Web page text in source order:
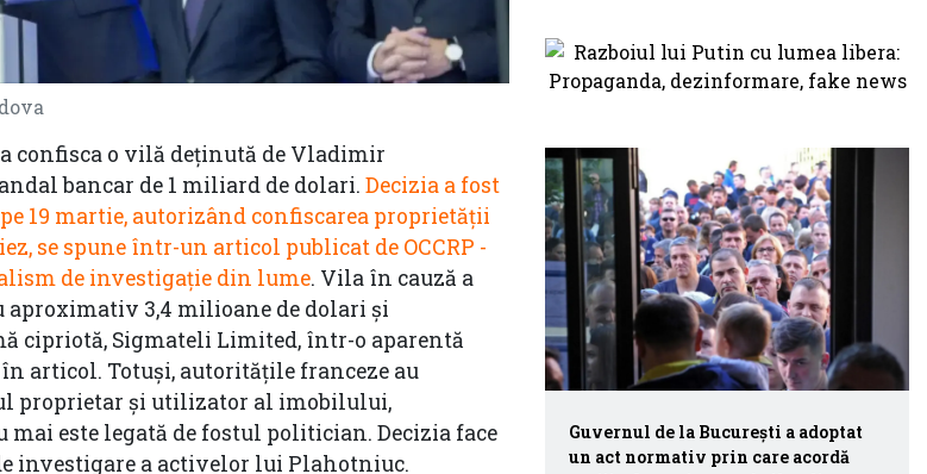
confisca o vilă deținută de Vladimir
bancar de 1 miliard de dolari. Decizia a fost
19 martie, autorizând confiscarea proprietății
se spune într-un articol publicat de OCCRP -
de investigație din lume. Vila în cauză a
aproximativ 3,4 milioane de dolari și
cipriotă, Sigmateli Limited, într-o aparentă
articol. Totuși, autoritățile franceze au
proprietar și utilizator al imobilului,
este legată de fostul politician. Decizia face
investigare a activelor lui Plahotniuc.
Guvernul de la București a adoptat
un act normativ prin care acordă